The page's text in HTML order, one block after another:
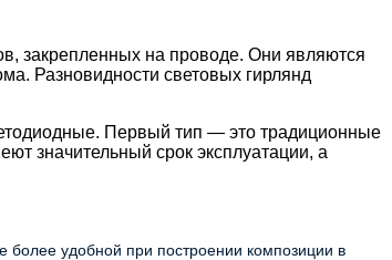
закрепленных на проводе. Они являются
Разновидности световых гирлянд
Первый тип — это традиционные
значительный срок эксплуатации, а
удобной при построении композиции в